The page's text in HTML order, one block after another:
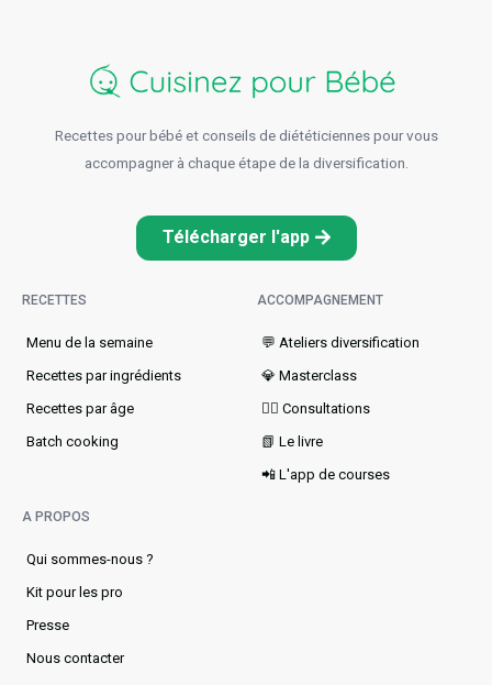
Recettes pour bébé et conseils de diététiciennes pour vous
accompagner à chaque étape de la diversification.
Télécharger l'app
RECETTES
Menu de la semaine​
Recettes par ingrédients
Recettes par âge
Batch cooking
ACCOMPAGNEMENT
💬 Ateliers diversification
💎 Masterclass
👩‍⚕️ Consultations
📗 Le livre
📲 L'app de courses
A PROPOS
Qui sommes-nous ?
Kit pour les pro
Presse
Nous contacter